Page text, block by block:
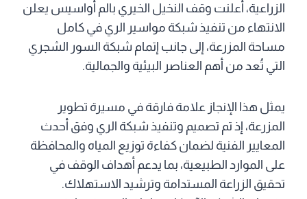
الزراعية، أعلنت وقف النخيل الخيري بالم أواسيس يعلن
الانتهاء من تنفيذ شبكة مواسير الري في كامل
مساحة المزرعة، إلى جانب إتمام شبكة السور الشجري
التي تُعد من أهم العناصر البيئية والجمالية.
يمثل هذا الإنجاز علامة فارقة في مسيرة تطوير
المزرعة، إذ تم تصميم وتنفيذ شبكة الري وفق أحدث
المعايير الفنية لضمان كفاءة توزيع المياه والمحافظة
على الموارد الطبيعية، بما يدعم أهداف الوقف في
تحقيق الزراعة المستدامة وترشيد الاستهلاك.